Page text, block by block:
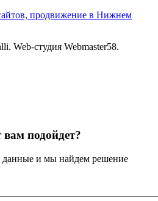
Web-студия Webmaster58.
вам подойдет?
данные и мы найдем решение